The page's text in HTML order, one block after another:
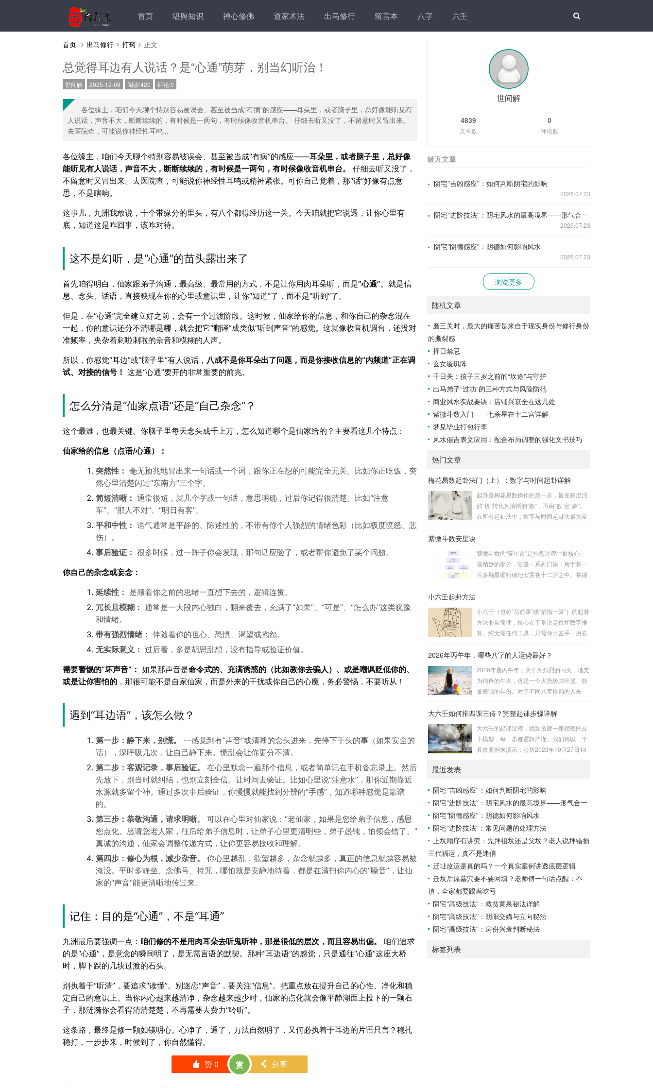
首页 堪舆知识 禅心修佛 道家术法 出马修行 留言本 八字 六壬
首页 出马修行 打窍 正文
总觉得耳边有人说话？是“心通”萌芽，别当幻听治！
世间解 2025-12-09 阅读:420 评论:0
各位缘主，咱们今天聊个特别容易被误会、甚至被当成“有病”的感应——耳朵里，或者脑子里，总好像能听见有
人说话，声音不大，断断续续的，有时候是一两句，有时候像收音机串台。 仔细去听又没了，不留意时又冒出来。
去医院查，可能说你神经性耳鸣...
各位缘主，咱们今天聊个特别容易被误会、甚至被当成“有病”的感应——耳朵里，或者脑子里，总好像
能听见有人说话，声音不大，断断续续的，有时候是一两句，有时候像收音机串台。
仔细去听又没了，
不留意时又冒出来。去医院查，可能说你神经性耳鸣或精神紧张。可你自己觉着，那“话”好像有点意
思，不是瞎响。
这事儿，九洲我敢说，十个带缘分的里头，有八个都得经历这一关。今天咱就把它说透，让你心里有
底，知道这是咋回事，该咋对待。
这不是幻听，是“心通”的苗头露出来了
首先咱得明白，仙家跟弟子沟通，最高级、最常用的方式，不是让你用肉耳朵听，而是“心通”。就是信
息、念头、话语，直接映现在你的心里或意识里，让你“知道”了，而不是“听到”了。
但是，在“心通”完全建立好之前，会有一个过渡阶段。这时候，仙家给你的信息，和你自己的杂念混在
一起，你的意识还分不清哪是哪，就会把它“翻译”成类似“听到声音”的感觉。这就像收音机调台，还没对
准频率，夹杂着刺啦刺啦的杂音和模糊的人声。
所以，你感觉“耳边”或“脑子里”有人说话， 八成不是你耳朵出了问题，而是你接收信息的“内频道”正在调
试、对接的信号！ 这是“心通”要开的非常重要的前兆。
怎么分清是“仙家点语”还是“自己杂念”？
这个最难，也最关键。你脑子里每天念头成千上万，怎么知道哪个是仙家给的？主要看这几个特点：
仙家给的信息（点语/心通）：
突然性： 毫无预兆地冒出来一句话或一个词，跟你正在想的可能完全无关。比如你正吃饭，突
然心里清楚闪过“东南方”三个字。
简短清晰： 通常很短，就几个字或一句话，意思明确，过后你记得很清楚。比如“注意
车”、“那人不对”、“明日有客”。
平和中性： 语气通常是平静的、陈述性的，不带有你个人强烈的情绪色彩（比如极度愤怒、悲
伤）。
事后验证： 很多时候，过一阵子你会发现，那句话应验了，或者帮你避免了某个问题。
你自己的杂念或妄念：
延续性： 是顺着你之前的思绪一直想下去的，逻辑连贯。
冗长且模糊： 通常是一大段内心独白，翻来覆去，充满了“如果”、“可是”、“怎么办”这类犹豫
和情绪。
带有强烈情绪： 伴随着你的担心、恐惧、渴望或抱怨。
无实际意义： 过后看，多是胡思乱想，没有指导或验证价值。
需要警惕的“坏声音”： 如果那声音是命令式的、充满诱惑的（比如教你去骗人）、或是嘲讽贬低你的、
或是让你害怕的 ，那很可能不是自家仙家，而是外来的干扰或你自己的心魔，务必警惕，不要听从！
遇到“耳边语”，该怎么做？
第一步：静下来，别慌。
一感觉到有“声音”或清晰的念头进来，先停下手头的事（如果安全的
话），深呼吸几次，让自己静下来。慌乱会让你更分不清。
第二步：客观记录，事后验证。
在心里默念一遍那个信息，或者简单记在手机备忘录上。然后
先放下，别当时就纠结，也别立刻全信。让时间去验证。比如心里说“注意水”，那你近期靠近
水源就多留个神。通过多次事后验证，你慢慢就能找到分辨的“手感”，知道哪种感觉是靠谱
的。
第三步：恭敬沟通，请求明晰。
可以在心里对仙家说：“老仙家，如果是您给弟子信息，感恩
您点化。恳请您老人家，往后给弟子信息时，让弟子心里更清明些，弟子愚钝，怕领会错了。”
真诚的沟通，仙家会调整传递方式，让你更容易接收和理解。
第四步：修心为根，减少杂音。
你心里越乱，欲望越多，杂念就越多，真正的信息就越容易被
淹没。平时多静坐、念佛号、持咒，哪怕就是安静地待着，都是在清扫你内心的“噪音”，让仙
家的“声音”能更清晰地传过来。
记住：目的是“心通”，不是“耳通”
九洲最后要强调一点： 咱们修的不是用肉耳朵去听鬼听神，那是很低的层次，而且容易出偏。
咱们追求
的是“心通”，是意念的瞬间明了，是无需言语的默契。那种“耳边语”的感觉，只是通往“心通”这座大桥
时，脚下踩的几块过渡的石头。
别执着于“听清”，要追求“读懂”。别迷恋“声音”，要关注“信息”。把重点放在提升自己的心性、净化和稳
定自己的意识上。当你内心越来越清净，杂念越来越少时，仙家的点化就会像平静湖面上投下的一颗石
子，那涟漪你会看得清清楚楚，不再需要去费力“聆听”。
这条路，最终是修一颗如镜明心。心净了，通了，万法自然明了，又何必执着于耳边的片语只言？稳扎
稳打，一步步来，时候到了，你自然懂得。
󰄼 赞0 赏 󰄯 分享
世间解
4839
文章数
0
评论数
最近文章
阴宅"吉凶感应"：如何判断阴宅的影响
2026.07.23
阴宅"进阶技法"：阴宅风水的最高境界——形气合一
2026.07.23
阴宅"阴德感应"：阴德如何影响风水
2026.07.23
浏览更多
随机文章
磨三关时，最大的痛苦是来自于现实身份与修行身份
的撕裂感
择日禁忌
玄女璇玑阵
千日关：孩子三岁之前的“坎途”与守护
出马弟子“过功”的三种方式与风险防范
商业风水实战要诀：店铺兴衰全在这几处
紫微斗数入门——七杀星在十二宫详解
梦见毕业打包行李
风水催吉表文应用：配合布局调整的强化文书技巧
热门文章
梅花易数起卦法门（上）：数字与时间起卦详解
起卦是梅花易数操作的第一步，旨在将混沌
的“机”转化为清晰的“数”，再由“数”定“象”。
在所有起卦法中，数字与时间起卦法最为常
来起卦。步骤：分拆数字：将得到的一组数
字（通常是三位数）分成两半。前几位数为
上卦，后几位数为下卦。如果数字是偶数
位 2 为上卦后两位...
紫微斗数安星诀
紫微斗数的“安星诀”是排盘过程中最核心、
最精妙的部分，它是一系列口诀，用于将一
百多颗星曜精确地安置在十二宫之中。掌握
循严格的步骤。其核心顺序是：定紫微 →
安十四主星 → 布辅星 → 排四化。整个排盘
流程与安星诀的依赖关系，可以清晰地通过
诀（定帝星）这是所有安星的第一步，至关
重要。口诀：紫微天机星逆行，隔一阳武天
同行，...
小六壬起卦方法
小六壬（也称“马前课”或“掐指一算”）的起卦
方法非常简便，核心在于掌诀定位和数字推
算。您无需任何工具，只需伸出左手，用右
与五行属性：大安：位于食指根部，属木，
指指尖，属水，玄武，主数2、7、8，凶。
速喜：位于中指指尖，属火，朱雀，主数
3、6、9，吉。赤口：位于无名指指尖，属
无名指根部，属木，六合，主数5、3、8，
吉。空亡：位于中指根部，属土，勾陈，...
2026年丙午年，哪些八字的人运势最好？
2026年是丙午年，天干为炽烈的丙火，地支
为纯粹的午火，这是一个火势极其旺盛、能
量极强的年份。对于不同八字格局的人来
会如鱼得水，运势冲天；而有些人则会倍感
与需求八字讲究五行平衡与“喜用神”。喜用
神就是那个能对你的命局起到最好平衡、补
助作用的五行。2026年丙午，是火力全开的
天降神助，运势自然一飞冲天。八字命局
中“忌火”的人...
大六壬如何排四课三传？完整起课步骤详解
大六壬的起课过程，犹如搭建一座精密的占
卜模型，每一步都逻辑严谨。我们将以一个
具体案例来演示：公历2023年10月27日14
体现状的基石。三传：事物发展、演变的三
个核心过程（发用、移易、归计）。它是推
演事态发展的主线。你需要：一张空白的天
地盘（内含十二地支）、月将、当天日干日
传”之母，此步必须精准。1. 定月将（布“天
盘”的...
最近发表
阴宅"吉凶感应"：如何判断阴宅的影响
阴宅"进阶技法"：阴宅风水的最高境界——形气合一
阴宅"阴德感应"：阴德如何影响风水
阴宅"进阶技法"：常见问题的处理方法
上坟顺序有讲究：先拜祖坟还是父坟？老人说拜错损
三代福运，真不是迷信
迁址改运是真的吗？一个真实案例讲透底层逻辑
迁坟后原墓穴要不要回填？老师傅一句话点醒：不
填，全家都要跟着吃亏
阴宅"高级技法"：救贫黄泉秘法详解
阴宅"高级技法"：阴阳交媾与立向秘法
阴宅"高级技法"：房份兴衰判断秘法
标签列表